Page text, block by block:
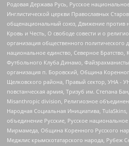
Родовая Держава Русь, Русское
Инглистической церкви Православных
общенациональный союз, Движение против
Кровь и Честь, О свободе совести и о
организация общественного политического
национальное единство, Северное
Футбольного Клуба Динамо,
организация п. Боровский, Община
Щелковского района, Правый сектор, УНА -
повстанческая армия, Тризуб им. Степана
Misanthropic division, Религиозное
Народная Социальная Инициатива,
объединение Русские, Русское
Мирмамеда, Община Коренного Русского
Меджлис крымскотатарского народа, Рубеж